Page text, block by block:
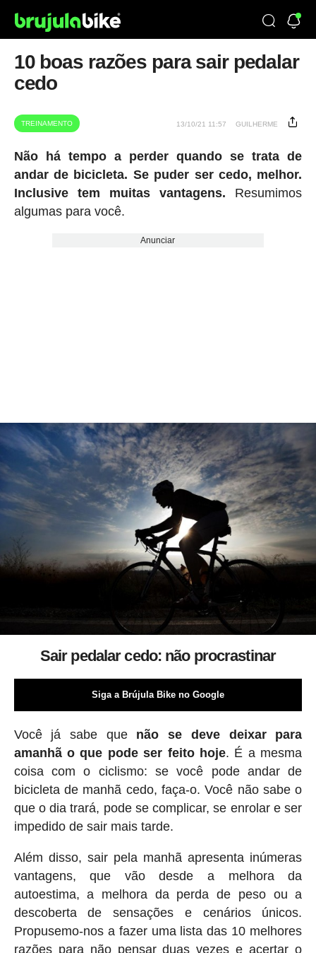
10 boas razões para sair pedalar
cedo
TREINAMENTO 13/10/21 11:57 GUILHERME
Não há tempo a perder quando se trata de
andar de bicicleta. Se puder ser cedo, melhor.
Inclusive tem muitas vantagens. Resumimos
algumas para você.
Anunciar
Sair pedalar cedo: não procrastinar
Siga a Brújula Bike no Google
Você já sabe que não se deve deixar para
amanhã o que pode ser feito hoje. É a mesma
coisa com o ciclismo: se você pode andar de
bicicleta de manhã cedo, faça-o. Você não sabe o
que o dia trará, pode se complicar, se enrolar e ser
impedido de sair mais tarde.
Além disso, sair pela manhã apresenta inúmeras
vantagens, que vão desde a melhora da
autoestima, a melhora da perda de peso ou a
descoberta de sensações e cenários únicos.
Propusemo-nos a fazer uma lista das 10 melhores
razões para não pensar duas vezes e acertar o